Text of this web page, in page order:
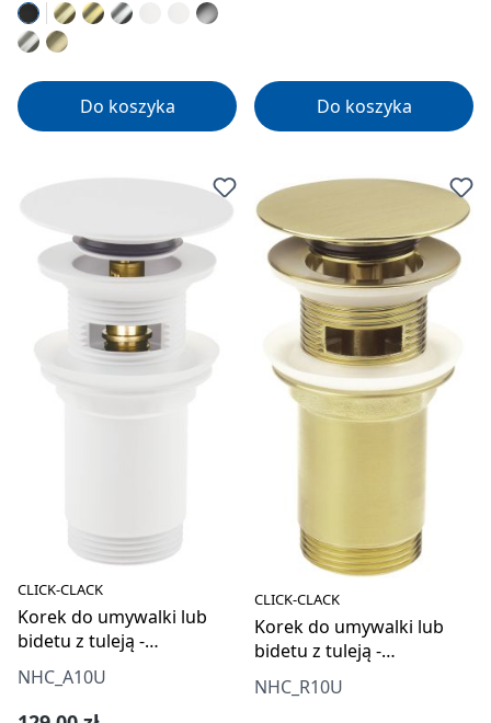
Do koszyka Do koszyka
CLICK-CLACK
Korek do umywalki lub
bidetu z tuleją -
uniwersalny
NHC_A10U
CLICK-CLACK
Korek do umywalki lub
bidetu z tuleją -
uniwersalny
NHC_R10U